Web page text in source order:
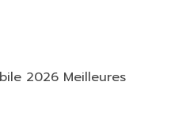
2026 Meilleures